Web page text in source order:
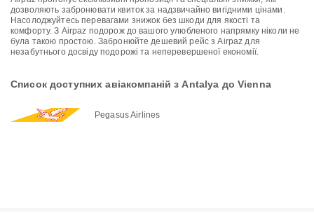
дозволяють забронювати квиток за надзвичайно вигідними цінами.
Насолоджуйтесь перевагами знижок без шкоди для якості та
комфорту. З Airpaz подорож до вашого улюбленого напрямку ніколи не
була такою простою. Забронюйте дешевий рейс з Airpaz для
незабутнього досвіду подорожі та неперевершеної економії.
Список доступних авіакомпаній з Antalya до Vienna
Pegasus Airlines